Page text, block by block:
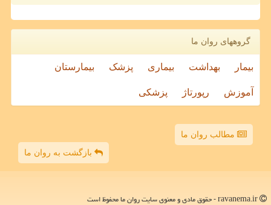
گروههای روان ما
بیمار بهداشت بیماری پزشک بیمارستان
آموزش رپورتاژ پزشکی
مطالب روان ما
بازگشت به روان ما